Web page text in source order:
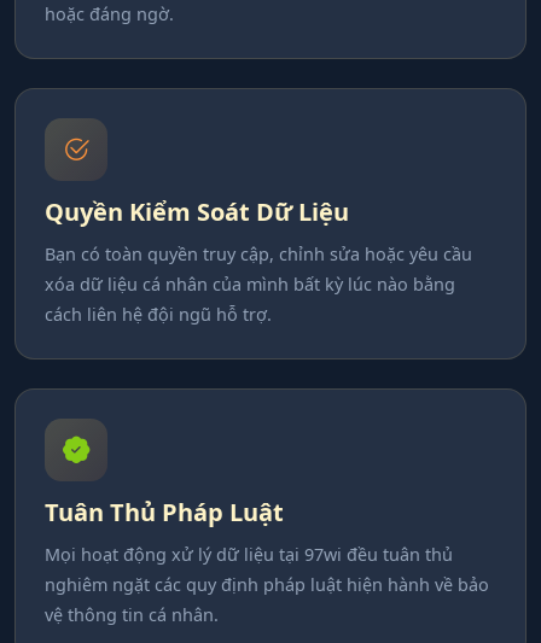
hoặc đáng ngờ.
Quyền Kiểm Soát Dữ Liệu
Bạn có toàn quyền truy cập, chỉnh sửa hoặc yêu cầu
xóa dữ liệu cá nhân của mình bất kỳ lúc nào bằng
cách liên hệ đội ngũ hỗ trợ.
Tuân Thủ Pháp Luật
Mọi hoạt động xử lý dữ liệu tại 97wi đều tuân thủ
nghiêm ngặt các quy định pháp luật hiện hành về bảo
vệ thông tin cá nhân.